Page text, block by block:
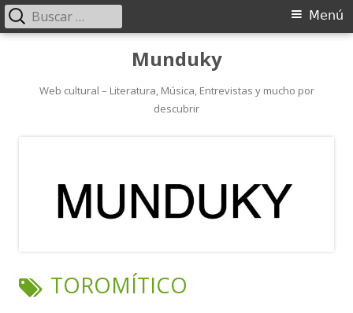
contenido
Munduky
Web cultural – Literatura, Música, Entrevistas y mucho por
descubrir
Menú
Menú
Buscar:
ETIQUETA:
TOROMÍTICO